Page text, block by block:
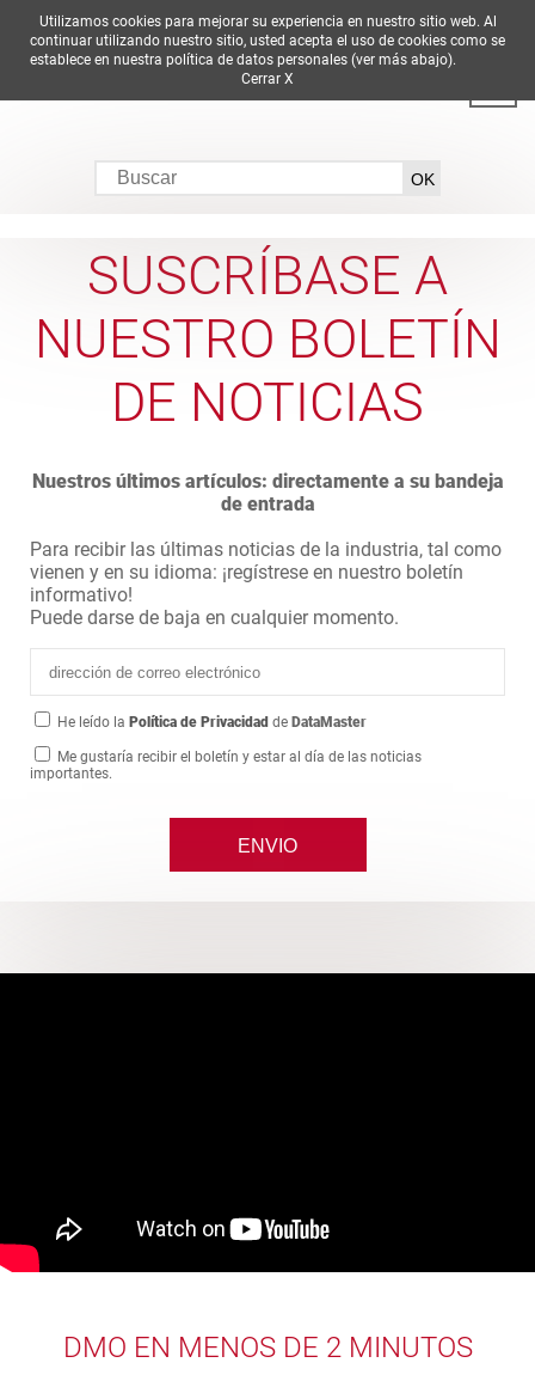
DE EN ES FR
SUSCRÍBASE A
NUESTRO BOLETÍN
DE NOTICIAS
Nuestros últimos artículos: directamente a su bandeja
de entrada
Para recibir las últimas noticias de la industria, tal como
vienen y en su idioma: ¡regístrese en nuestro boletín
informativo!
Puede darse de baja en cualquier momento.
He leído la Política de Privacidad de DataMaster
Me gustaría recibir el boletín y estar al día de las noticias
importantes.
DMO EN MENOS DE 2 MINUTOS
Utilizamos cookies para mejorar su experiencia en nuestro sitio web. Al
continuar utilizando nuestro sitio, usted acepta el uso de cookies como se
establece en nuestra política de datos personales (ver más abajo).
Cerrar X